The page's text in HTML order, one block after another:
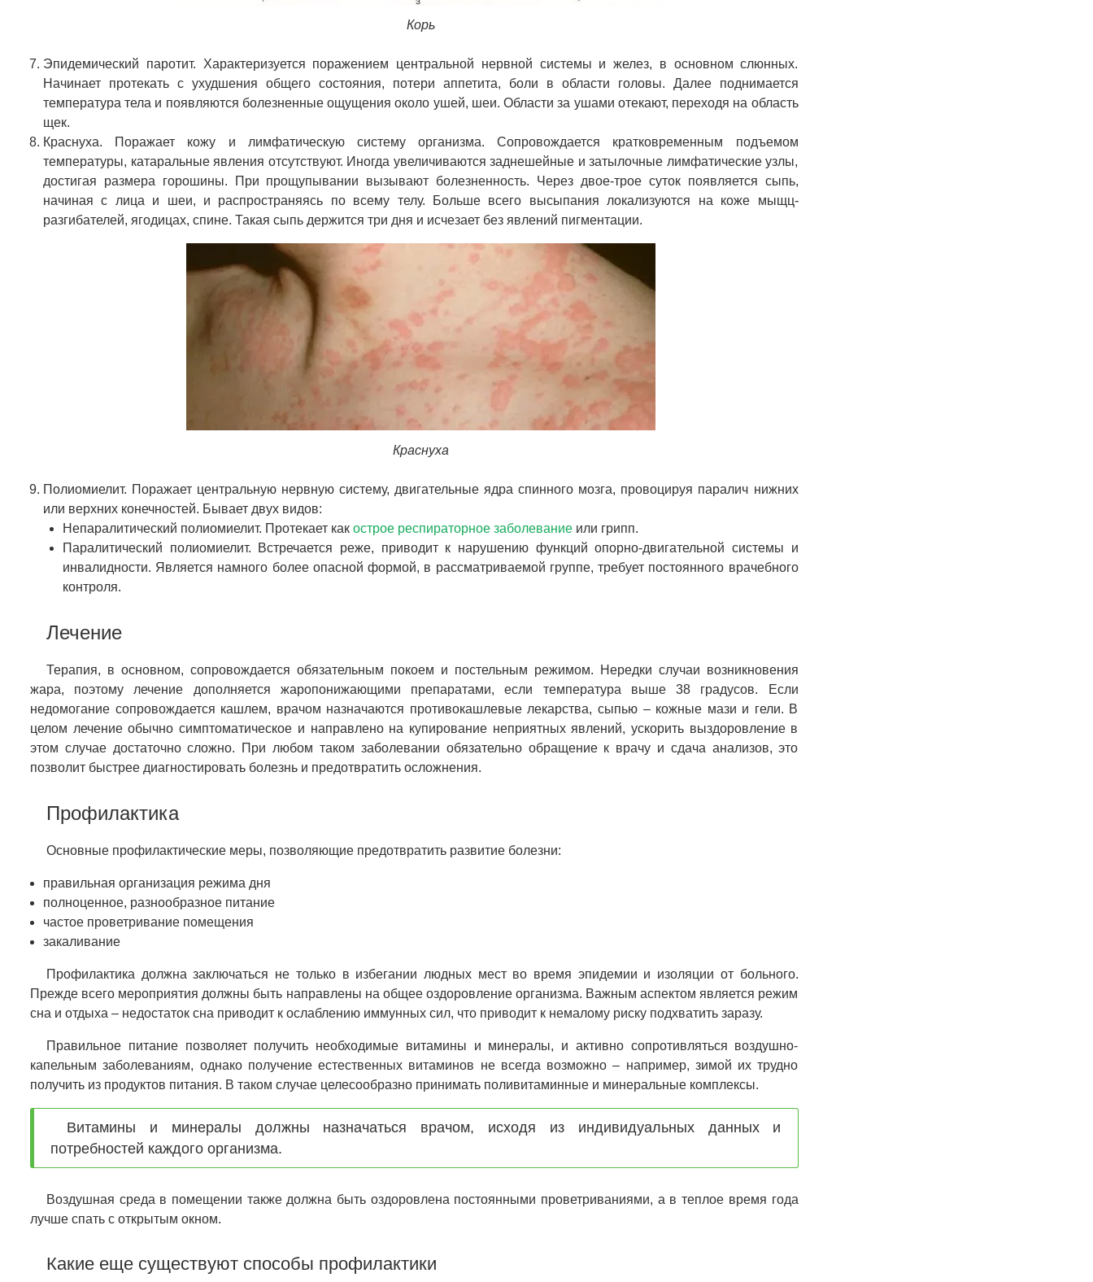
Корь
Эпидемический паротит. Характеризуется поражением центральной нервной системы и желез, в основном слюнных.
Начинает протекать с ухудшения общего состояния, потери аппетита, боли в области головы. Далее поднимается
температура тела и появляются болезненные ощущения около ушей, шеи. Области за ушами отекают, переходя на область
щек.
Краснуха. Поражает кожу и лимфатическую систему организма. Сопровождается кратковременным подъемом
температуры, катаральные явления отсутствуют. Иногда увеличиваются заднешейные и затылочные лимфатические узлы,
достигая размера горошины. При прощупывании вызывают болезненность. Через двое-трое суток появляется сыпь,
начиная с лица и шеи, и распространяясь по всему телу. Больше всего высыпания локализуются на коже мыщц-
разгибателей, ягодицах, спине. Такая сыпь держится три дня и исчезает без явлений пигментации.
Краснуха
Полиомиелит. Поражает центральную нервную систему, двигательные ядра спинного мозга, провоцируя паралич нижних
или верхних конечностей. Бывает двух видов:
Непаралитический полиомиелит. Протекает как острое респираторное заболевание или грипп.
Паралитический полиомиелит. Встречается реже, приводит к нарушению функций опорно-двигательной системы и
инвалидности. Является намного более опасной формой, в рассматриваемой группе, требует постоянного врачебного
контроля.
Лечение
Терапия, в основном, сопровождается обязательным покоем и постельным режимом. Нередки случаи возникновения
жара, поэтому лечение дополняется жаропонижающими препаратами, если температура выше 38 градусов. Если
недомогание сопровождается кашлем, врачом назначаются противокашлевые лекарства, сыпью – кожные мази и гели. В
целом лечение обычно симптоматическое и направлено на купирование неприятных явлений, ускорить выздоровление в
этом случае достаточно сложно. При любом таком заболевании обязательно обращение к врачу и сдача анализов, это
позволит быстрее диагностировать болезнь и предотвратить осложнения.
Профилактика
Основные профилактические меры, позволяющие предотвратить развитие болезни:
правильная организация режима дня
полноценное, разнообразное питание
частое проветривание помещения
закаливание
Профилактика должна заключаться не только в избегании людных мест во время эпидемии и изоляции от больного.
Прежде всего мероприятия должны быть направлены на общее оздоровление организма. Важным аспектом является режим
сна и отдыха – недостаток сна приводит к ослаблению иммунных сил, что приводит к немалому риску подхватить заразу.
Правильное питание позволяет получить необходимые витамины и минералы, и активно сопротивляться воздушно-
капельным заболеваниям, однако получение естественных витаминов не всегда возможно – например, зимой их трудно
получить из продуктов питания. В таком случае целесообразно принимать поливитаминные и минеральные комплексы.
Витамины и минералы должны назначаться врачом, исходя из индивидуальных данных и
потребностей каждого организма.
Воздушная среда в помещении также должна быть оздоровлена постоянными проветриваниями, а в теплое время года
лучше спать с открытым окном.
Какие еще существуют способы профилактики